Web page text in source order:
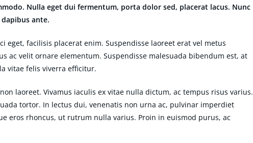
Nulla eget dui fermentum, porta dolor sed, placerat lacus. Nunc
ante.
eget, facilisis placerat enim. Suspendisse laoreet erat vel metus
ac velit ornare elementum. Suspendisse malesuada bibendum est, at
vitae felis viverra efficitur.
laoreet. Vivamus iaculis ex vitae nulla dictum, ac tempus risus varius.
tortor. In lectus dui, venenatis non urna ac, pulvinar imperdiet
eros rhoncus, ut rutrum nulla varius. Proin in euismod purus, ac